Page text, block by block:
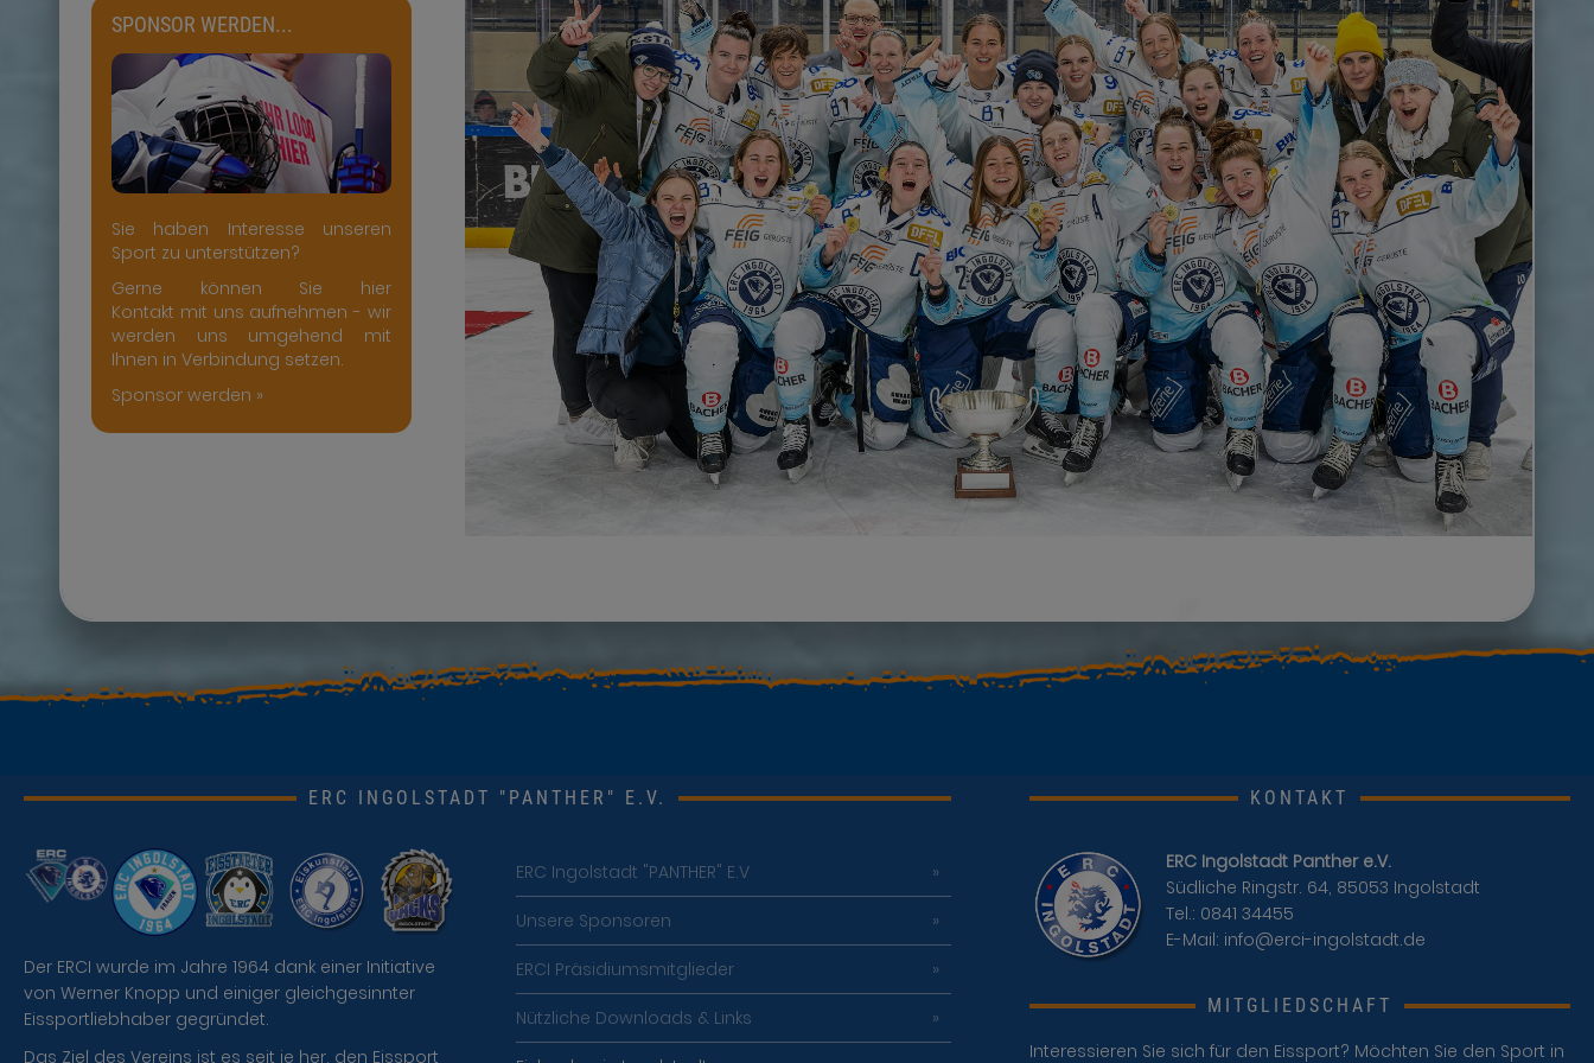
SPONSOR WERDEN...
Sie haben Interesse unseren
Sport zu unterstützen?
Gerne können Sie hier
Kontakt mit uns aufnehmen - wir
werden uns umgehend mit
Ihnen in Verbindung setzen.
Sponsor werden »
ERC INGOLSTADT "PANTHER" E.V.
Der ERCI wurde im Jahre 1964 dank einer Initiative
von Werner Knopp und einiger gleichgesinnter
Eissportliebhaber gegründet.
Das Ziel des Vereins ist es seit je her, den Eissport
ERC Ingolstadt "PANTHER" E.V
Unsere Sponsoren
ERCI Präsidiumsmitglieder
Nützliche Downloads & Links
KONTAKT
ERC Ingolstadt Panther e.V.
Südliche Ringstr. 64, 85053 Ingolstadt
Tel.: 0841 34455
E-Mail: info@erci-ingolstadt.de
MITGLIEDSCHAFT
Interessieren Sie sich für den Eissport? Möchten Sie den Sport in